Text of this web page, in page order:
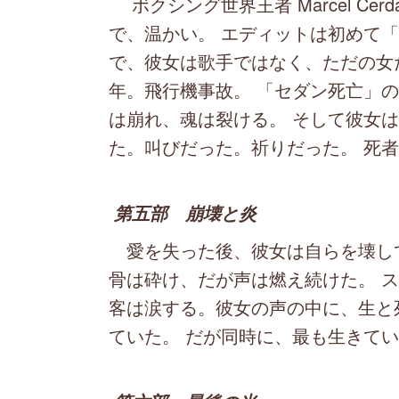
で、温かい。 エディットは初めて
で、彼女は歌手ではなく、ただの
年。飛行機事故。 「セダン死亡」
は崩れ、魂は裂ける。 そして彼女
た。叫びだった。祈りだった。 死
第五部 崩壊と炎
愛を失った後、彼女は自らを壊
骨は砕け、だが声は燃え続けた。
客は涙する。彼女の声の中に、生
ていた。 だが同時に、最も生きて